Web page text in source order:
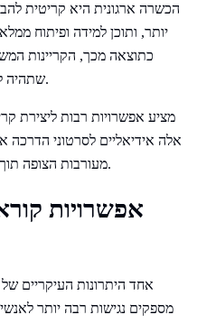
הכשרה ארגונית היא קריטית
יותר, ותוכן למידה ופיתוח
כתוצאה מכך, הקריינות
שתהיה לה ההשפעה הטובה ביותר האפשרית.
אלה אידיאליים לסרטוני הדרכה
מעורבות הצופה תוך שיפור שימור העובדים בטווח הארוך.
אפשרויות
אחד היתרונות העיקריים
מספקים נגישות רבה יותר